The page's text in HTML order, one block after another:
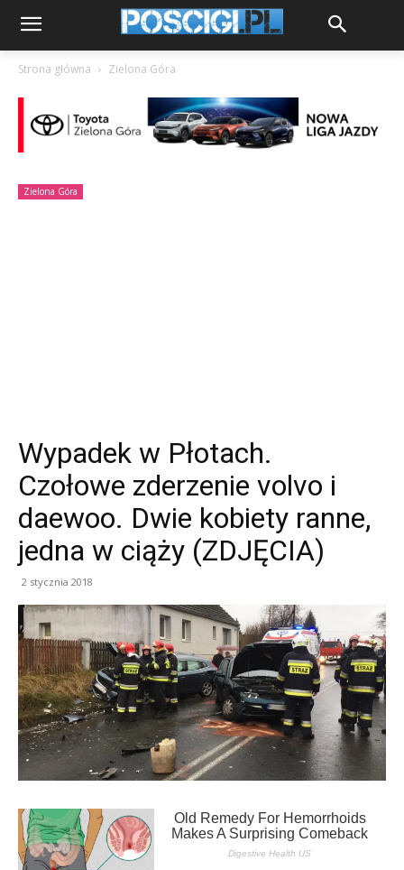
Strona główna Zielona Góra
Zielona Góra
Wypadek w Płotach.
Czołowe zderzenie volvo i
daewoo. Dwie kobiety ranne,
jedna w ciąży (ZDJĘCIA)
2 stycznia 2018